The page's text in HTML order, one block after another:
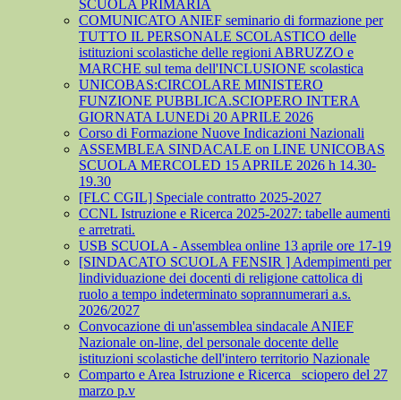
SCUOLA PRIMARIA
COMUNICATO ANIEF seminario di formazione per
TUTTO IL PERSONALE SCOLASTICO delle
istituzioni scolastiche delle regioni ABRUZZO e
MARCHE sul tema dell'INCLUSIONE scolastica
UNICOBAS:CIRCOLARE MINISTERO
FUNZIONE PUBBLICA.SCIOPERO INTERA
GIORNATA LUNEDi 20 APRILE 2026
Corso di Formazione Nuove Indicazioni Nazionali
ASSEMBLEA SINDACALE on LINE UNICOBAS
SCUOLA MERCOLED 15 APRILE 2026 h 14.30-
19.30
[FLC CGIL] Speciale contratto 2025-2027
CCNL Istruzione e Ricerca 2025-2027: tabelle aumenti
e arretrati.
USB SCUOLA - Assemblea online 13 aprile ore 17-19
[SINDACATO SCUOLA FENSIR ] Adempimenti per
lindividuazione dei docenti di religione cattolica di
ruolo a tempo indeterminato soprannumerari a.s.
2026/2027
Convocazione di un'assemblea sindacale ANIEF
Nazionale on-line, del personale docente delle
istituzioni scolastiche dell'intero territorio Nazionale
Comparto e Area Istruzione e Ricerca_ sciopero del 27
marzo p.v